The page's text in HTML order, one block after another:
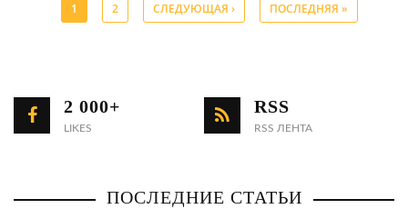
1 2 СЛЕДУЮЩАЯ › ПОСЛЕДНЯЯ »
2 000+
LIKES
RSS
RSS ЛЕНТА
ПОСЛЕДНИЕ СТАТЬИ